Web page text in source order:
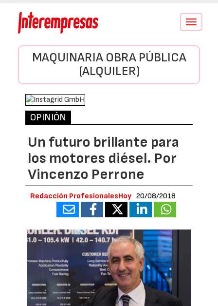
Conmutar
MAQUINARIA OBRA PÚBLICA
(ALQUILER)
OPINIÓN
Un futuro brillante para
los motores diésel. Por
Vincenzo Perrone
Redacción ProfesionalesHoy 20/08/2018